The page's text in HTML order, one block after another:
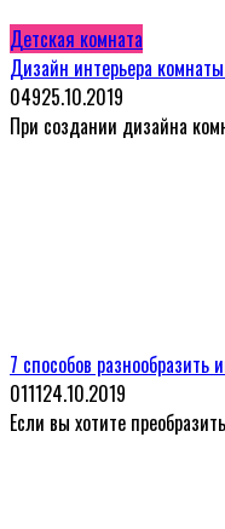
Детская комната
Дизайн интерьера
04925.10.2019
При создании дизайна
7 способов разнообразить
011124.10.2019
Если вы хотите